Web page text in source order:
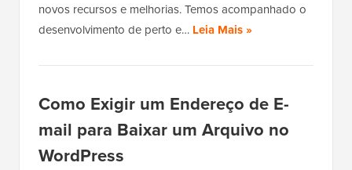
novos recursos e melhorias. Temos acompanhado o
desenvolvimento de perto e… Leia Mais »
Como Exigir um Endereço de E-
mail para Baixar um Arquivo no
WordPress